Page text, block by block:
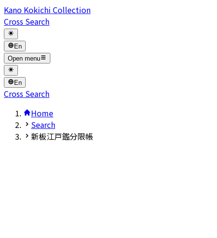
Kano Kokichi Collection
Cross Search
En
Open menu
En
Cross Search
Home
Search
新板江戸鑑分限帳